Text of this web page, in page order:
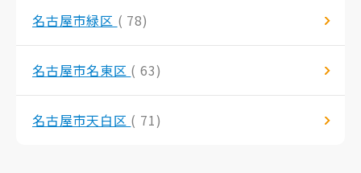
名古屋市緑区 ( 78)
名古屋市名東区 ( 63)
名古屋市天白区 ( 71)